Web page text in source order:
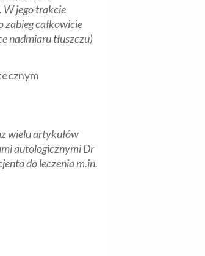
W jego trakcie
zabieg całkowicie
nadmiaru tłuszczu)
wielu artykułów
autologicznymi Dr
do leczenia m.in.